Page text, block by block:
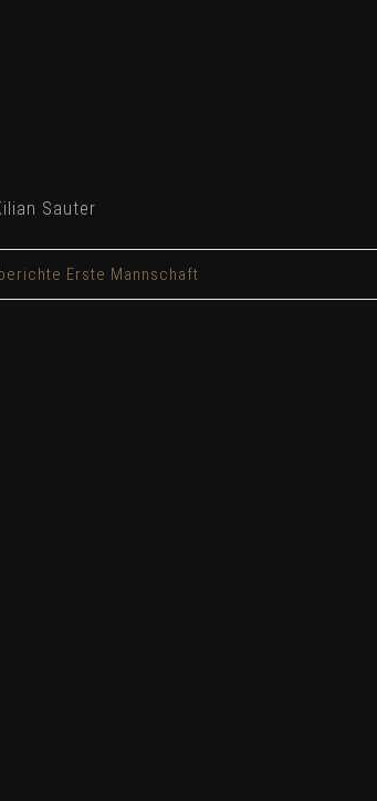
Sauter
Erste Mannschaft